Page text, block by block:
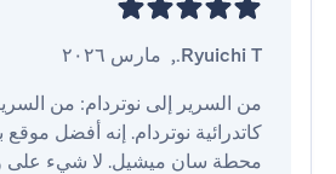
Ryuichi T.
, مارس ٢٠٢٦
محطة سان ميشيل. لا شيء